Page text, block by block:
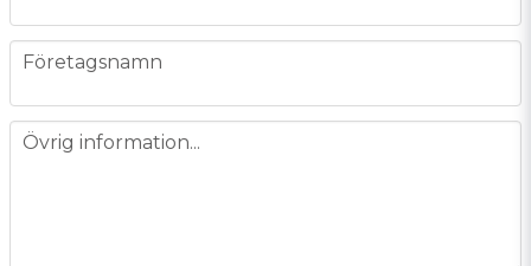
company
Företagsnamn
message
Övrig information...